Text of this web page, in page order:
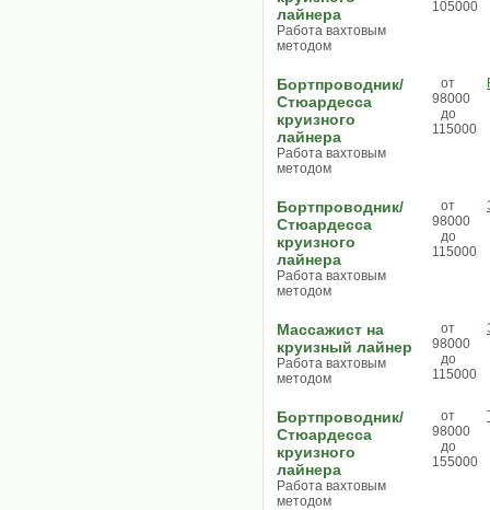
лайнера
Работа вахтовым
методом
105000
Бортпроводник/
Стюардесса
круизного
лайнера
Работа вахтовым
методом
от
98000
до
115000
Бортпроводник/
Стюардесса
круизного
лайнера
Работа вахтовым
методом
от
98000
до
115000
Массажист на
круизный лайнер
Работа вахтовым
методом
от
98000
до
115000
Бортпроводник/
Стюардесса
круизного
лайнера
Работа вахтовым
методом
от
98000
до
155000